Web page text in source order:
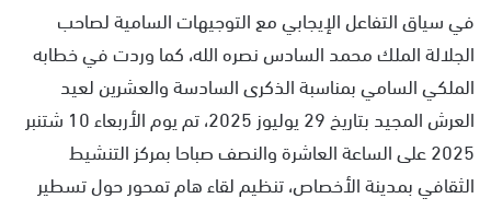
ر
و
ن
في سياق التفاعل الإيجابي مع التوجيهات السامية لصاحب
الجلالة الملك محمد السادس نصره الله، كما وردت في خطابه
الملكي السامي بمناسبة الذكرى السادسة والعشرين لعيد
العرش المجيد بتاريخ 29 يوليوز 2025، تم يوم الأربعاء 10 شتنبر
2025 على الساعة العاشرة والنصف صباحا بمركز التنشيط
الثقافي بمدينة الأخصاص، تنظيم لقاء هام تمحور حول تسطير